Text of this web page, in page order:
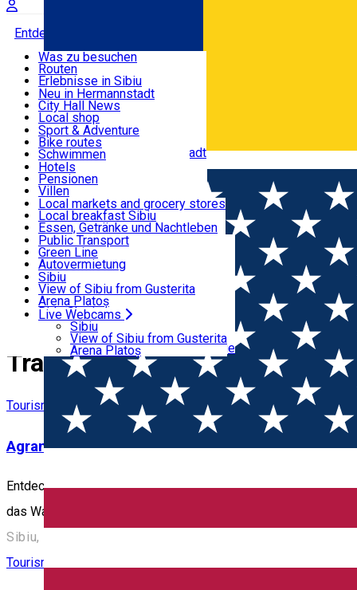
Română
Entdecke
Nützliche informationen
Aktivitäten & Abenteuer
Unterkunft
Essen, Getränke & Nachtleben
Transport & Parken
Live Webcams
Was zu besuchen
Routen
Erlebnisse in Sibiu
Podcast
Kultur
Museen
Kirchen
Parks, Zoo
Im Umkreis von Hermannstadt
Neu in Hermannstadt
City Hall News
Local shop
Sibiu Handwerker
Sibiul Verde
Public services
Bildung
Wie komme ich nach Sibiu?
Touristeninfo
Reiseführer
Guided tours
Local publication
Schönheitssalon
Sport & Adventure
Bike routes
Schwimmen
Reiten
Fitnessstudio
Loc de joacă indoor
Loc de joacă outdoor
Ski
Eislaufen
Yoga
Hotels
Pensionen
Villen
Hostels
Motels
Camping
Zimmer zu vermieten
Wohnungen
Unterkunft außerhalb von Sibiu
Local markets and grocery stores
Local breakfast Sibiu
Essen, Getränke und Nachtleben
Pizza
Fast Food
Kaffeestube
Konditorei
Pub, Bar
Nachtclubs
Bäckerei
Public Transport
Green Line
Autovermietung
Fahrad verleih
Scooter rentals
Taxi
Ride Sharing
Park-Tickets
Parkplätze
Ladestationen für Elektrofahrzeuge
Sibiu
View of Sibiu from Gusterita
Arena Platoș
Live Webcams
Sibiu
View of Sibiu from Gusterita
Arena Platoș
Home Tourism Agency incoming Sibiu
Travel agents
Tourism Agency incoming Sibiu
Agramonia
Entdecke die ländliche Kultur Siebenbürgens. Von lokalen
das Wandern in den Karpaten oder das Erkunden historischer
Sibiu, Romania
Tourism Agency incoming Sibiu